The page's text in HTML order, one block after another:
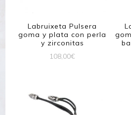
Labruixeta Pulsera
goma y plata con perla
y zirconitas
108,00€